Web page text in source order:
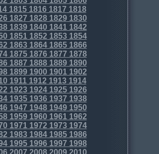
181518161817 1818
1827 182818291830
1839184018411842
18511852 18531854
1863186418651866
187518761877 1878
1887 188818891890
1899190019011902
19111912 19131914
1923192419251926
193519361937 1938
1947 194819491950
1959196019611962
19711972 19731974
1983198419851986
199519961997 1998
2007 200820092010